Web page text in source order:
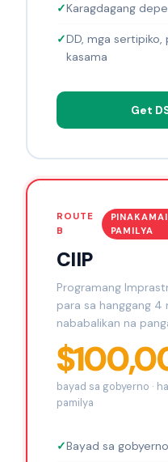
Karagdagang
DD, mga
kasama
Get
ROUTE
B
PAMILYA
CIIP
Programang
para sa hanggang 4
nababalikan na
bayad sa gobyerno ·
pamilya
Bayad sa